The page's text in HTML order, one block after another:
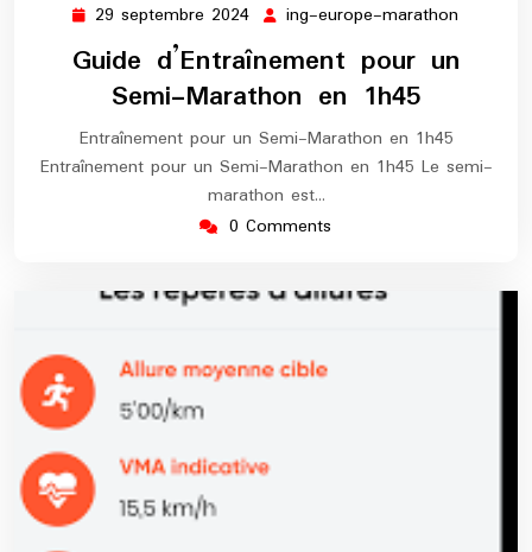
29 septembre 2024 29
septembre
2024
ing-europe-marathon
Guide d’Entraînement pour un
Semi-Marathon en 1h45
Entraînement pour un Semi-Marathon en 1h45
Entraînement pour un Semi-Marathon en 1h45 Le semi-
marathon est…
0 Comments